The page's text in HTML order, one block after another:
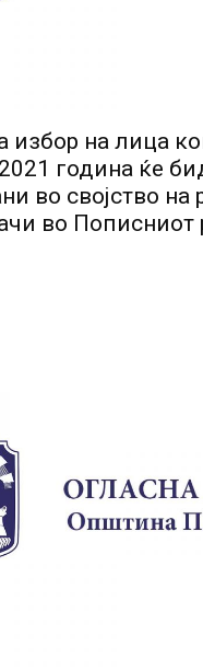
избор на лица
година ќе
во својство на
во Пописниот